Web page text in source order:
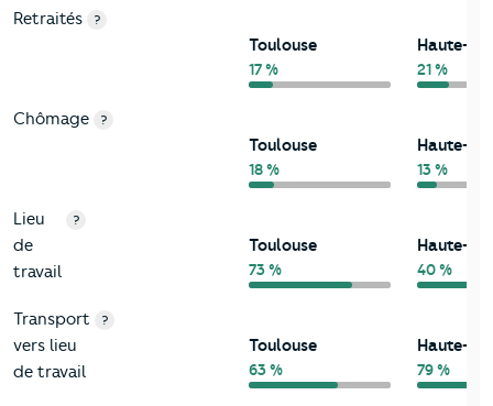
Retraités ?
Toulouse
17 %
Haute-
21 %
Chômage ?
Toulouse
18 %
Haute-
13 %
Lieu
de
travail
?
Toulouse
73 %
Haute-
40 %
Transport
vers lieu
de travail
?
Toulouse
63 %
Haute-
79 %